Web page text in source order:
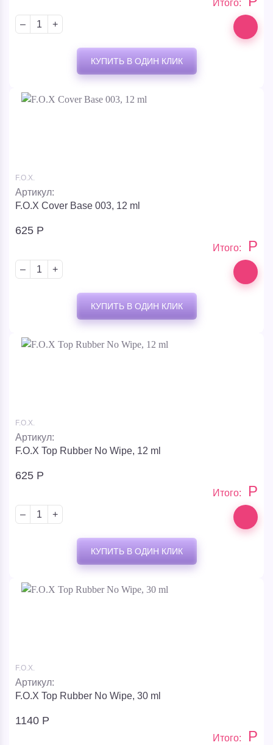
Итого:
– +
КУПИТЬ В ОДИН КЛИК
F.O.X.
Артикул:
F.O.X Cover Base 003, 12 ml
625 Р
Итого: Р
– +
КУПИТЬ В ОДИН КЛИК
F.O.X.
Артикул:
F.O.X Top Rubber No Wipe, 12 ml
625 Р
Итого: Р
– +
КУПИТЬ В ОДИН КЛИК
F.O.X.
Артикул:
F.O.X Top Rubber No Wipe, 30 ml
1140 Р
Итого: Р
– +
1920Р
Ваш e-mail
Выбранный
магазин: